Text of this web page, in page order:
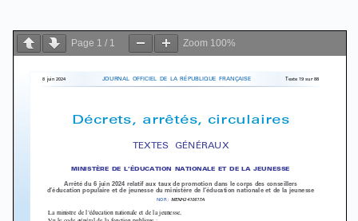
Page 1 / 1 Zoom 100%